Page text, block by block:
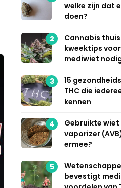
welke zijn dat
doen?
2
Cannabis
kweektips
mediwiet
3
15
THC die
kennen
4
Gebruikte wiet
vaporizer
ermee?
5
bevestigt